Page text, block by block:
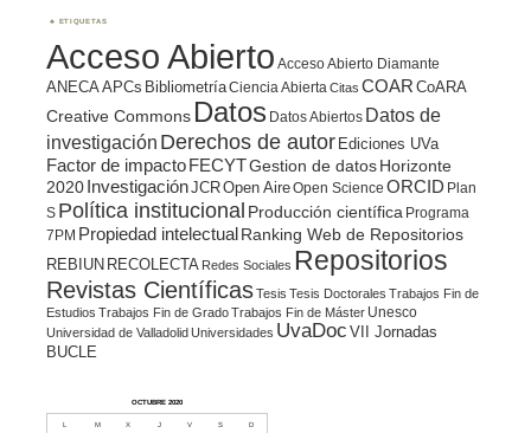
ETIQUETAS
Acceso Abierto Acceso Abierto Diamante
ANECAAPCs BibliometríaCiencia Abierta Citas COAR CoARA
Creative Commons Datos Datos Abiertos Datos de
investigación Derechos de autor Ediciones UVa
Factor de impacto FECYTGestion de datosHorizonte
2020 InvestigaciónJCROpen AireOpen Science ORCID Plan
S Política institucional Producción científica Programa
7PM Propiedad intelectualRanking Web de Repositorios
REBIUN RECOLECTA Redes Sociales Repositorios
Revistas CientíficasTesis Tesis Doctorales Trabajos Fin de
Estudios Trabajos Fin de GradoTrabajos Fin de Máster Unesco
Universidad de Valladolid Universidades UvaDoc VII Jornadas
BUCLE
OCTUBRE 2020
L M X J V S D